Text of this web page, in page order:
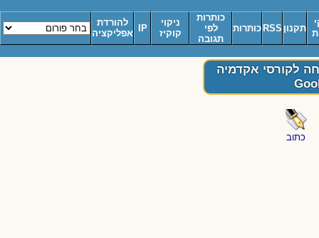
תקנון RSS כותרות
כותרות
לפי
תגובה
ניקוי
קוקיז
IP
להורדת
אפליקציה
תלמידים? 10% הנחה לקורסי אקדמיה
כתוב